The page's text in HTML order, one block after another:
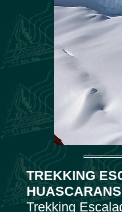
TREKKING
Trekking